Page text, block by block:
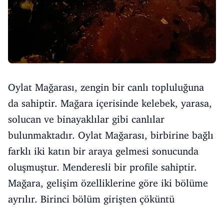
Oylat Mağarası, zengin bir canlı topluluğuna
da sahiptir. Mağara içerisinde kelebek, yarasa,
solucan ve binayaklılar gibi canlılar
bulunmaktadır. Oylat Mağarası, birbirine bağlı
farklı iki katın bir araya gelmesi sonucunda
oluşmuştur. Menderesli bir profile sahiptir.
Mağara, gelişim özelliklerine göre iki bölüme
ayrılır. Birinci bölüm girişten çöküntü